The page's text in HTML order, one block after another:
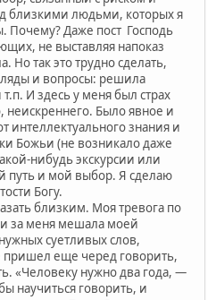
близкими людьми, которых я
Почему? Даже пост Господь
не выставляя напоказ
Но так это трудно сделать,
и вопросы: решила
И здесь у меня был страх
неискреннего. Было явное и
интеллектуального знания и
Божьи (не возникало даже
нибудь экскурсии или
путь и мой выбор. Я сделаю
Богу.
близким. Моя тревога по
за меня мешала моей
суетливых слов,
еще черед говорить,
«Человеку нужно два года, —
научиться говорить, и